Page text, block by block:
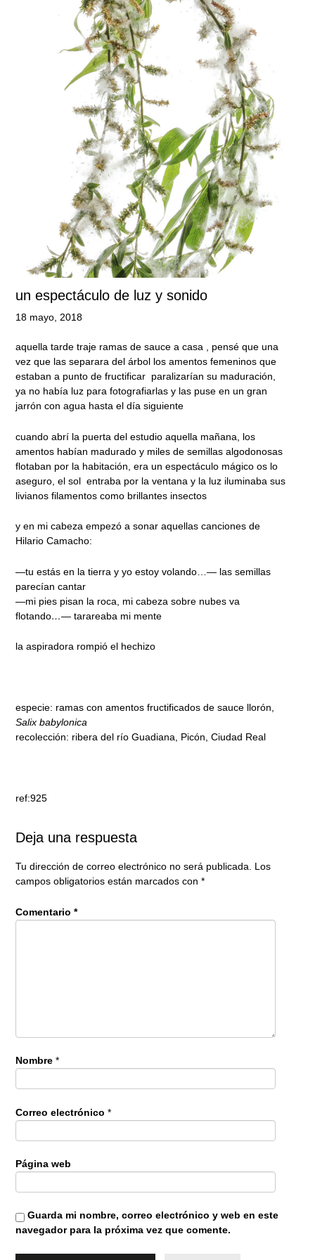
un espectáculo de luz y sonido
18 mayo, 2018
aquella tarde traje ramas de sauce a casa , pensé que una
vez que las separara del árbol los amentos femeninos que
estaban a punto de fructificar paralizarían su maduración,
ya no había luz para fotografiarlas y las puse en un gran
jarrón con agua hasta el día siguiente
cuando abrí la puerta del estudio aquella mañana, los
amentos habían madurado y miles de semillas algodonosas
flotaban por la habitación, era un espectáculo mágico os lo
aseguro, el sol entraba por la ventana y la luz iluminaba sus
livianos filamentos como brillantes insectos
y en mi cabeza empezó a sonar aquellas canciones de
Hilario Camacho:
—tu estás en la tierra y yo estoy volando…— las semillas
parecían cantar
—mi pies pisan la roca, mi cabeza sobre nubes va
flotando…— tarareaba mi mente
la aspiradora rompió el hechizo
especie: ramas con amentos fructificados de sauce llorón,
Salix babylonica
recolección: ribera del río Guadiana, Picón, Ciudad Real
ref:925
Deja una respuesta
Tu dirección de correo electrónico no será publicada.
Los
campos obligatorios están marcados con *
Comentario *
Nombre *
Correo electrónico *
Página web
Guarda mi nombre, correo electrónico y web en este
navegador para la próxima vez que comente.